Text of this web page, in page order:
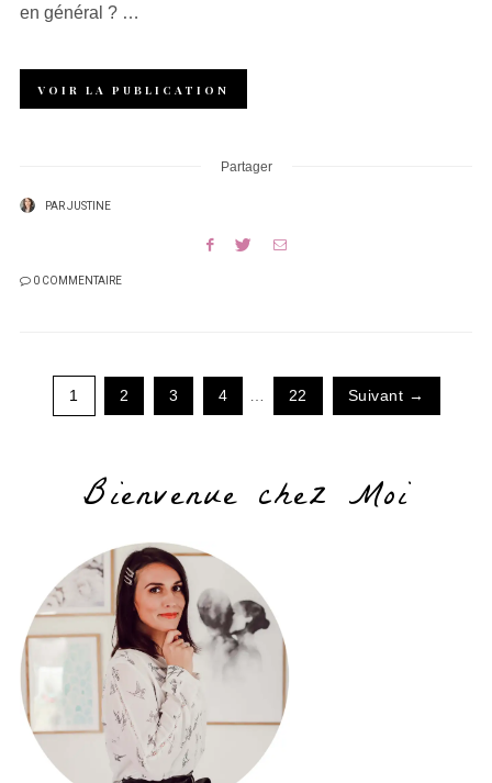
en général ? …
VOIR LA PUBLICATION
Partager
PARJUSTINE
0 COMMENTAIRE
1 2 3 4 … 22 Suivant →
Bienvenue chez Moi